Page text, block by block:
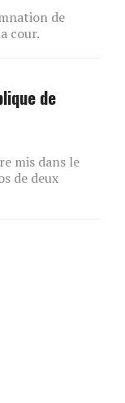
de
cour.
de
mis dans le
de deux